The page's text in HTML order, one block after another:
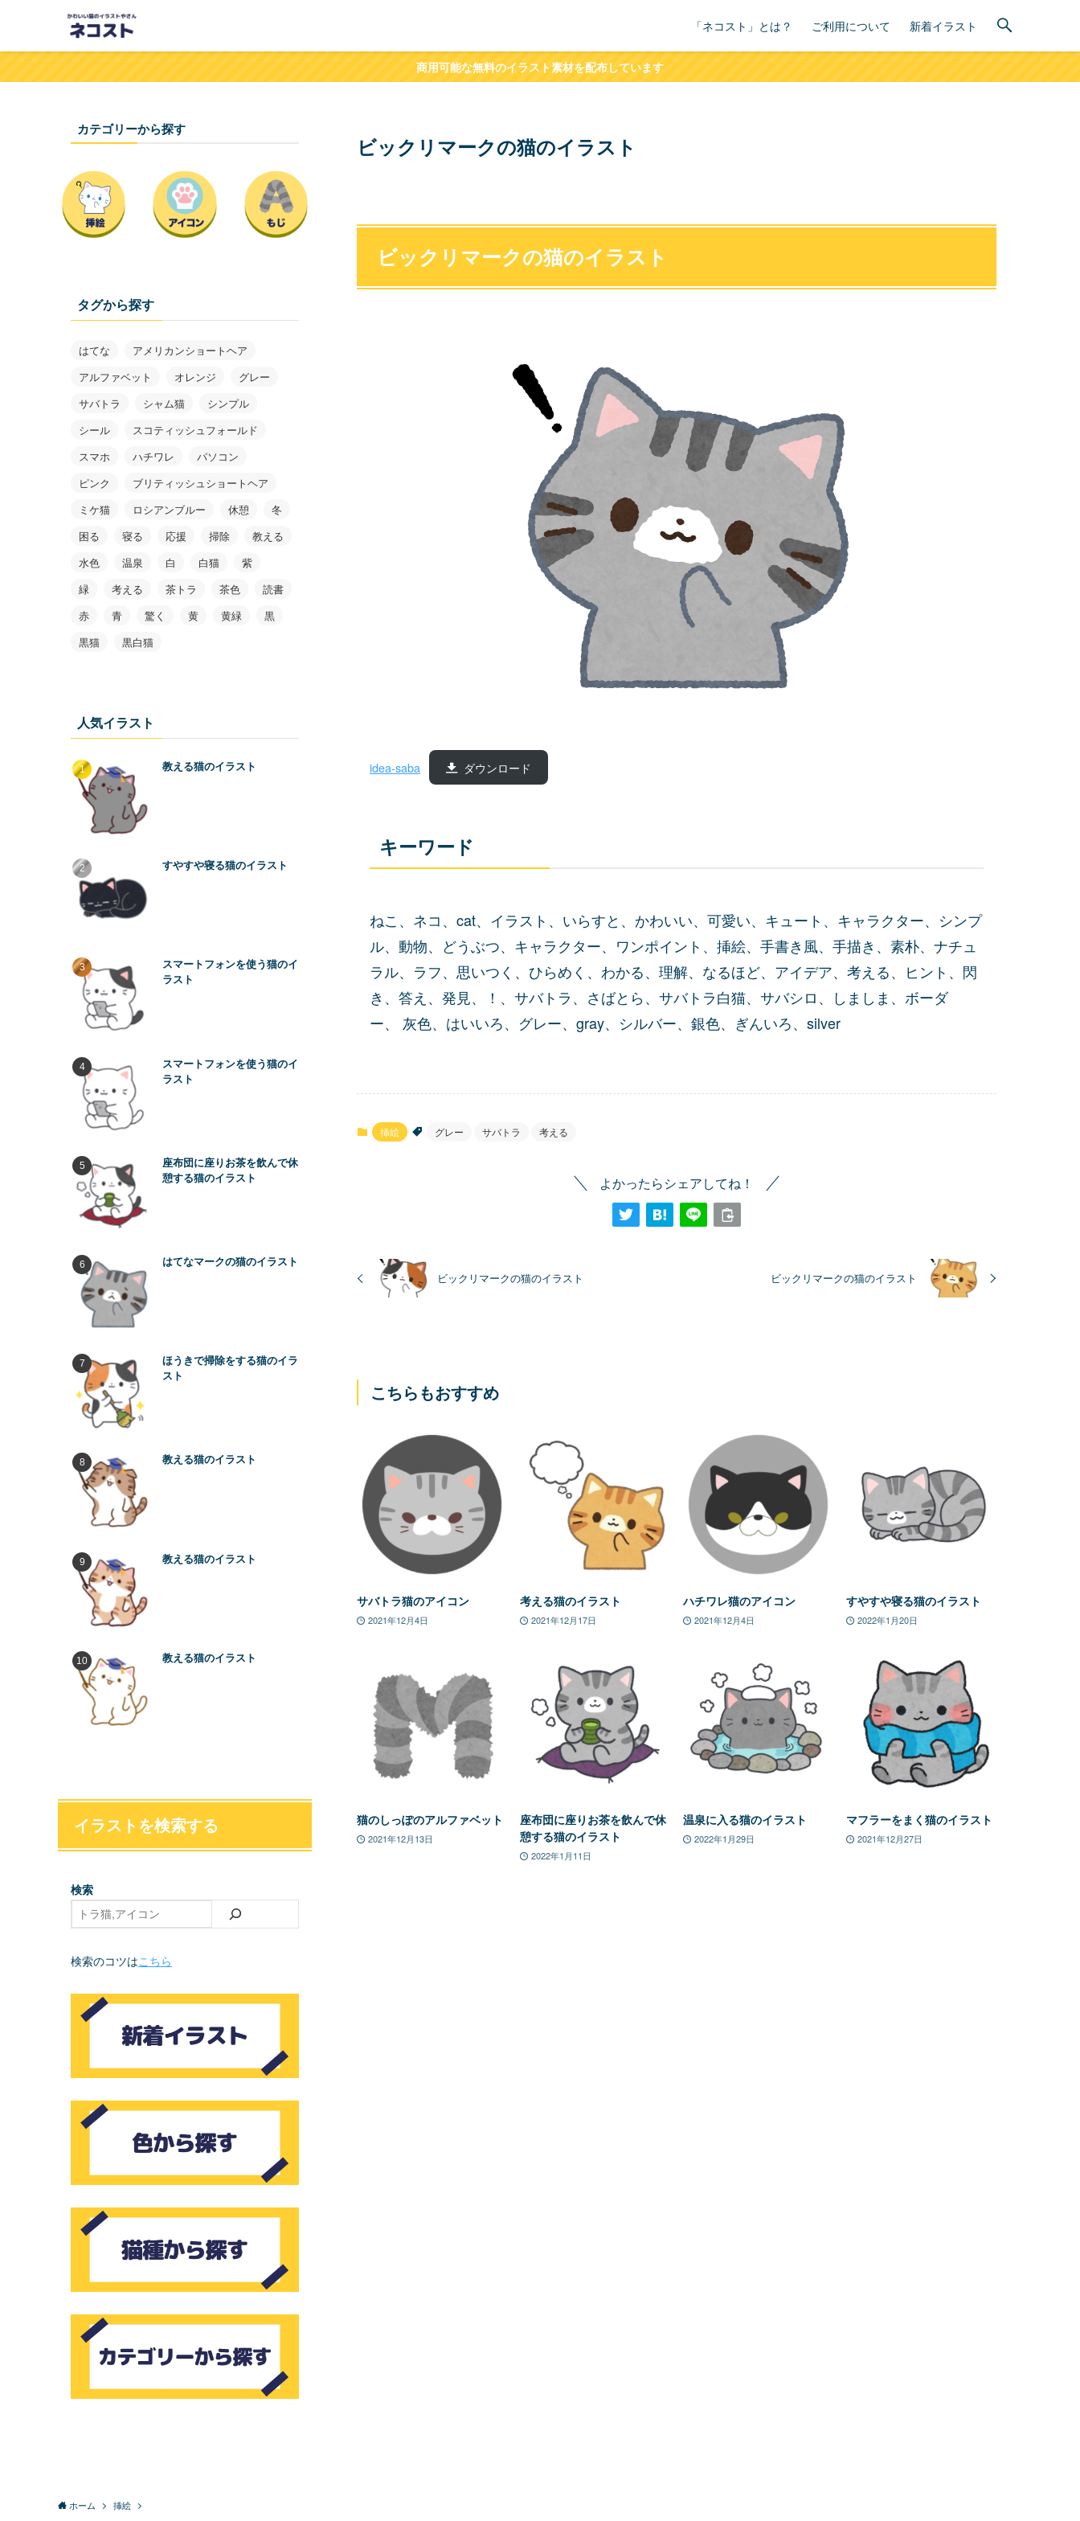
「ネコスト」とは？ ご利用について 新着イラスト
商用可能な無料のイラスト素材を配布しています
ビックリマークの猫のイラスト
ビックリマークの猫のイラスト
idea-saba ダウンロード
キーワード
ねこ、ネコ、cat、イラスト、いらすと、かわいい、可愛い、キュート、キャラクター、シンプ
ル、動物、どうぶつ、キャラクター、ワンポイント、挿絵、手書き風、手描き、素朴、ナチュ
ラル、ラフ、思いつく、ひらめく、わかる、理解、なるほど、アイデア、考える、ヒント、閃
き、答え、発見、！、サバトラ、さばとら、サバトラ白猫、サバシロ、しましま、ボーダ
ー、 灰色、はいいろ、グレー、gray、シルバー、銀色、ぎんいろ、silver
挿絵 グレー サバトラ 考える
よかったらシェアしてね！
ビックリマークの猫のイラスト ビックリマークの猫のイラスト
こちらもおすすめ
サバトラ猫のアイコン
2021年12月4日
考える猫のイラスト
2021年12月17日
ハチワレ猫のアイコン
2021年12月4日
すやすや寝る猫のイラスト
2022年1月20日
猫のしっぽのアルファベット
2021年12月13日
座布団に座りお茶を飲んで休
憩する猫のイラスト
2022年1月11日
温泉に入る猫のイラスト
2022年1月29日
マフラーをまく猫のイラスト
2021年12月27日
カテゴリーから探す
タグから探す
はてな
アメリカンショートヘア
アルファベット
オレンジ
グレー
サバトラ
シャム猫
シンプル
シール
スコティッシュフォールド
スマホ
ハチワレ
パソコン
ピンク
ブリティッシュショートヘア
ミケ猫
ロシアンブルー 休憩
冬
困る
寝る 応援 掃除
教える
水色
温泉 白 白猫
紫
緑
考える 茶トラ 茶色
読書
赤
青 驚く 黄 黄緑
黒
黒猫
黒白猫
人気イラスト
教える猫のイラスト
すやすや寝る猫のイラスト
スマートフォンを使う猫のイ
ラスト
スマートフォンを使う猫のイ
ラスト
座布団に座りお茶を飲んで休
憩する猫のイラスト
はてなマークの猫のイラスト
ほうきで掃除をする猫のイラ
スト
教える猫のイラスト
教える猫のイラスト
教える猫のイラスト
イラストを検索する
検索
検索のコツはこちら
ホーム 挿絵